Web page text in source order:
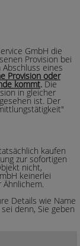
GmbH die
Provision bei
eines
Provision oder
kommt.Die
in gleicher
ist. Der
kaufen
zur sofortigen
nicht,
keinerlei
Ähnlichem.
Details wie Name
denn, Sie geben